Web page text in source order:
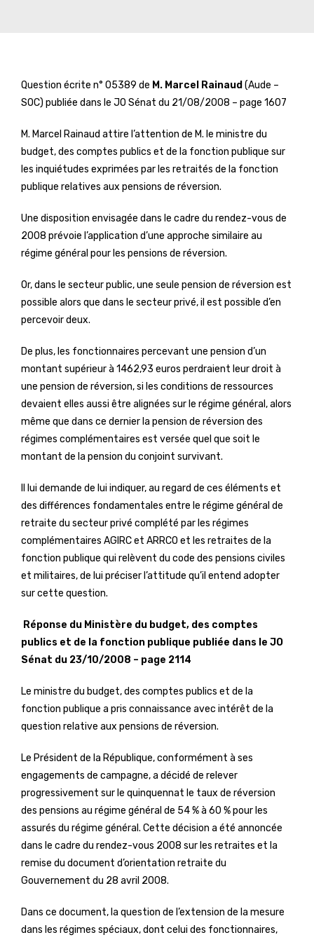
Question écrite n° 05389 de M. Marcel Rainaud (Aude –
SOC) publiée dans le JO Sénat du 21/08/2008 – page 1607
M. Marcel Rainaud attire l’attention de M. le ministre du
budget, des comptes publics et de la fonction publique sur
les inquiétudes exprimées par les retraités de la fonction
publique relatives aux pensions de réversion.
Une disposition envisagée dans le cadre du rendez-vous de
2008 prévoie l’application d’une approche similaire au
régime général pour les pensions de réversion.
Or, dans le secteur public, une seule pension de réversion est
possible alors que dans le secteur privé, il est possible d’en
percevoir deux.
De plus, les fonctionnaires percevant une pension d’un
montant supérieur à 1462,93 euros perdraient leur droit à
une pension de réversion, si les conditions de ressources
devaient elles aussi être alignées sur le régime général, alors
même que dans ce dernier la pension de réversion des
régimes complémentaires est versée quel que soit le
montant de la pension du conjoint survivant.
Il lui demande de lui indiquer, au regard de ces éléments et
des différences fondamentales entre le régime général de
retraite du secteur privé complété par les régimes
complémentaires AGIRC et ARRCO et les retraites de la
fonction publique qui relèvent du code des pensions civiles
et militaires, de lui préciser l’attitude qu’il entend adopter
sur cette question.
Réponse du Ministère du budget, des comptes
publics et de la fonction publique publiée dans le JO
Sénat du 23/10/2008 – page 2114
Le ministre du budget, des comptes publics et de la
fonction publique a pris connaissance avec intérêt de la
question relative aux pensions de réversion.
Le Président de la République, conformément à ses
engagements de campagne, a décidé de relever
progressivement sur le quinquennat le taux de réversion
des pensions au régime général de 54 % à 60 % pour les
assurés du régime général. Cette décision a été annoncée
dans le cadre du rendez-vous 2008 sur les retraites et la
remise du document d’orientation retraite du
Gouvernement du 28 avril 2008.
Dans ce document, la question de l’extension de la mesure
dans les régimes spéciaux, dont celui des fonctionnaires,